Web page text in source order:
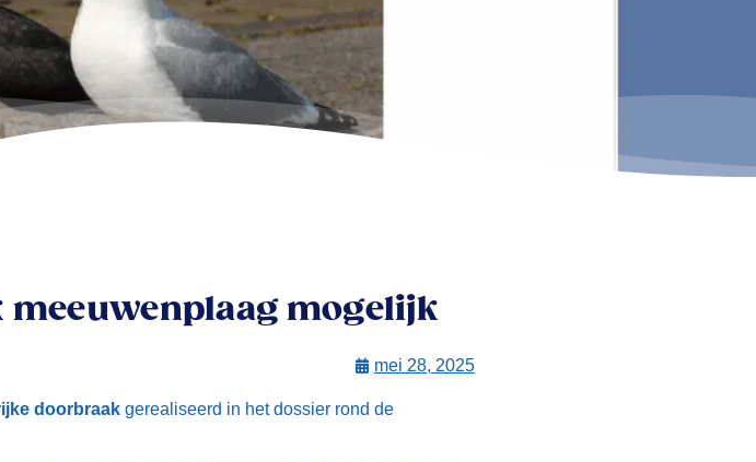
mogelijk
mei 28, 2025
doorbraak gerealiseerd in het dossier rond de